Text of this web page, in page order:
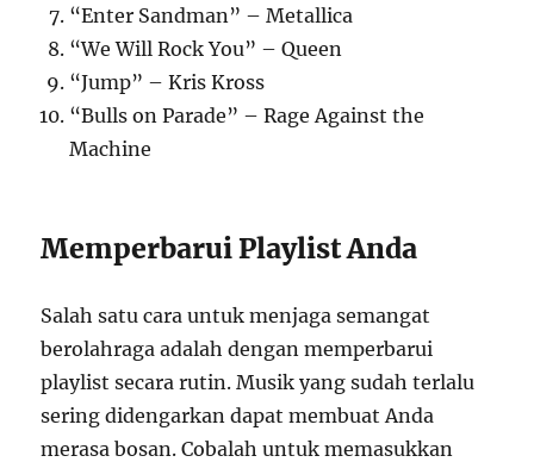
“Enter Sandman” – Metallica
“We Will Rock You” – Queen
“Jump” – Kris Kross
“Bulls on Parade” – Rage Against the
Machine
Memperbarui Playlist Anda
Salah satu cara untuk menjaga semangat
berolahraga adalah dengan memperbarui
playlist secara rutin. Musik yang sudah terlalu
sering didengarkan dapat membuat Anda
merasa bosan. Cobalah untuk memasukkan